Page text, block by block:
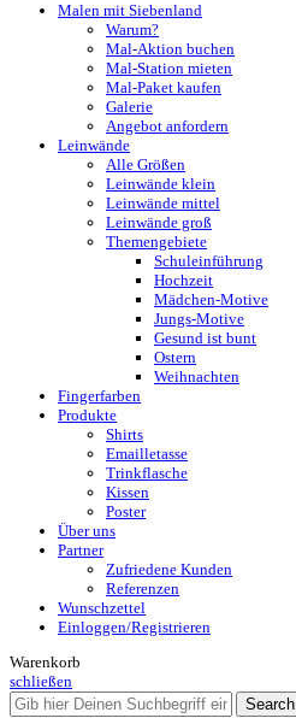
Malen mit Siebenland
Warum?
Mal-Aktion buchen
Mal-Station mieten
Mal-Paket kaufen
Galerie
Angebot anfordern
Leinwände
Alle Größen
Leinwände klein
Leinwände mittel
Leinwände groß
Themengebiete
Schuleinführung
Hochzeit
Mädchen-Motive
Jungs-Motive
Gesund ist bunt
Ostern
Weihnachten
Fingerfarben
Produkte
Shirts
Emailletasse
Trinkflasche
Kissen
Poster
Über uns
Partner
Zufriedene Kunden
Referenzen
Wunschzettel
Einloggen/Registrieren
Warenkorb
schließen
Search